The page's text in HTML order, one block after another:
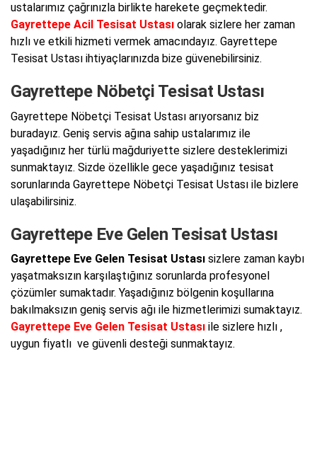
ustalarımız çağrınızla birlikte harekete geçmektedir.
Gayrettepe Acil Tesisat Ustası olarak sizlere her zaman
hızlı ve etkili hizmeti vermek amacındayız. Gayrettepe
Tesisat Ustası ihtiyaçlarınızda bize güvenebilirsiniz.
Gayrettepe Nöbetçi Tesisat Ustası
Gayrettepe Nöbetçi Tesisat Ustası arıyorsanız biz
buradayız. Geniş servis ağına sahip ustalarımız ile
yaşadığınız her türlü mağduriyette sizlere desteklerimizi
sunmaktayız. Sizde özellikle gece yaşadığınız tesisat
sorunlarında Gayrettepe Nöbetçi Tesisat Ustası ile bizlere
ulaşabilirsiniz.
Gayrettepe Eve Gelen Tesisat Ustası
Gayrettepe Eve Gelen Tesisat Ustası sizlere zaman kaybı
yaşatmaksızın karşılaştığınız sorunlarda profesyonel
çözümler sumaktadır. Yaşadığınız bölgenin koşullarına
bakılmaksızın geniş servis ağı ile hizmetlerimizi sumaktayız.
Gayrettepe Eve Gelen Tesisat Ustası ile sizlere hızlı ,
uygun fiyatlı ve güvenli desteği sunmaktayız.